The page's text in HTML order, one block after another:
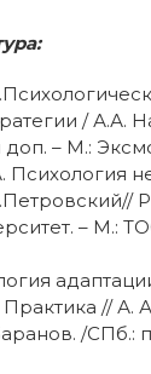
/ А.А.
– М.:
Психология
– М.:
// А.
/